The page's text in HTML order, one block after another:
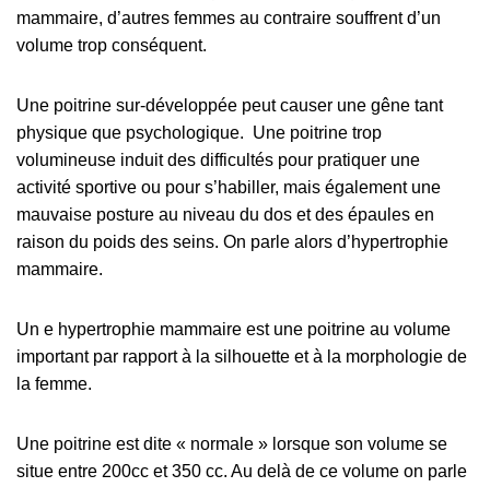
mammaire, d’autres femmes au contraire souffrent d’un
volume trop conséquent.
Une poitrine sur-développée peut causer une gêne tant
physique que psychologique. Une poitrine trop
volumineuse induit des difficultés pour pratiquer une
activité sportive ou pour s’habiller, mais également une
mauvaise posture au niveau du dos et des épaules en
raison du poids des seins. On parle alors d’hypertrophie
mammaire.
Un e hypertrophie mammaire est une poitrine au volume
important par rapport à la silhouette et à la morphologie de
la femme.
Une poitrine est dite « normale » lorsque son volume se
situe entre 200cc et 350 cc. Au delà de ce volume on parle